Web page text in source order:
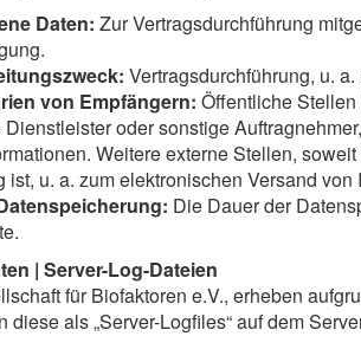
Daten: Zur Vertragsdurchführung
Vertragsdurchführung, u.
von Empfängern: Öffentliche
Dienstleister oder sonstige
Weitere externe Stellen,
ist, u. a. zum elektronischen Versand von
Die Dauer der
| Server-Log-Dateien
für Biofaktoren e.V., erheben
diese als „Server-Logfiles“ auf dem